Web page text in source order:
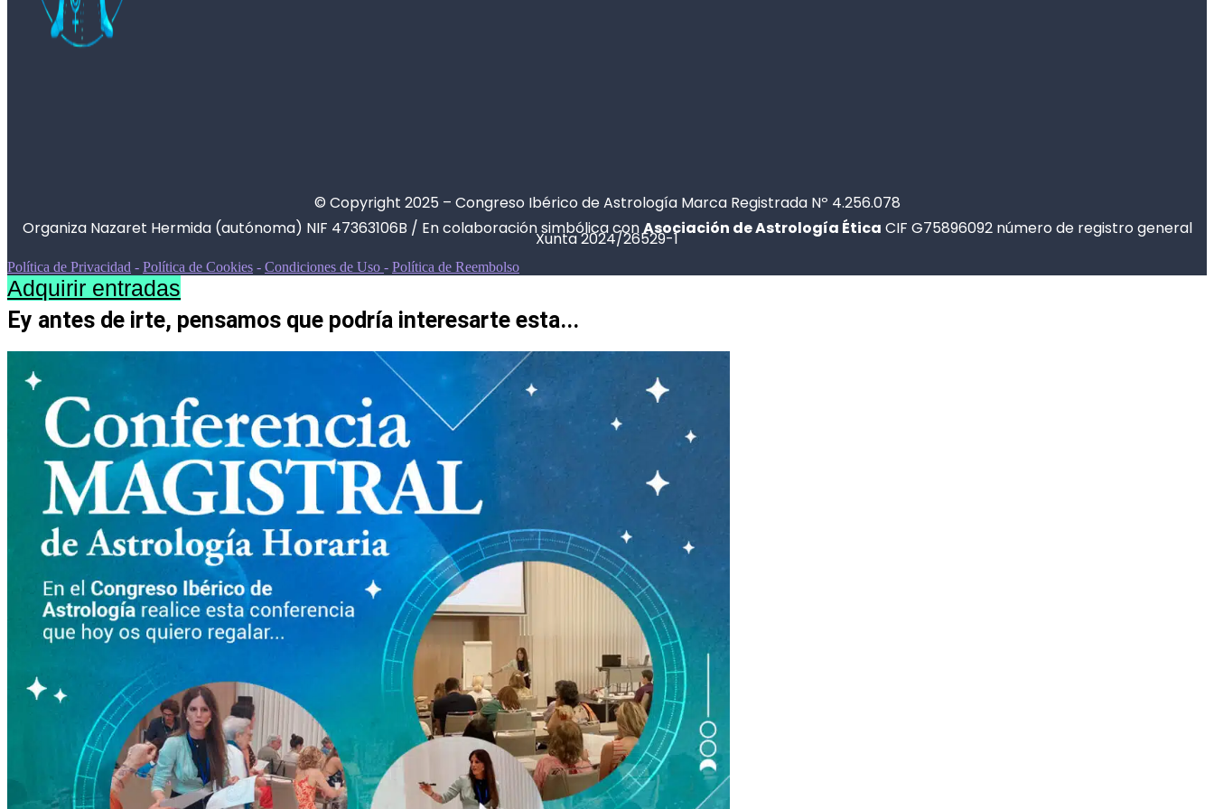
© Copyright 2025 – Congreso Ibérico de Astrología Marca Registrada Nº 4.256.078
Organiza Nazaret Hermida (autónoma) NIF 47363106B / En colaboración simbólica conAsociación de Astrología Ética CIF G75896092 número de registro general
Xunta 2024/26529-1
Política de Privacidad - Política de Cookies - Condiciones de Uso - Política de Reembolso
Adquirir entradas
Ey antes de irte, pensamos que podría interesarte esta...